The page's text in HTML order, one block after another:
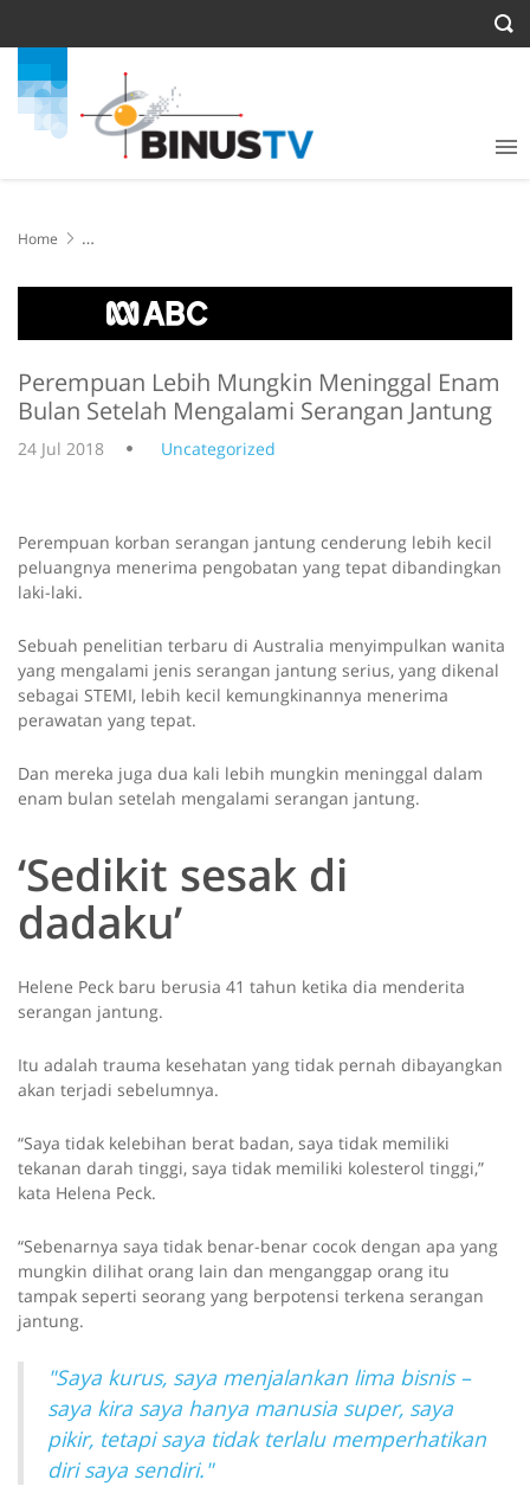
Home
Mengalami Serangan Jantung
Perempuan Lebih Mungkin Meninggal Enam
Bulan Setelah Mengalami Serangan Jantung
24 Jul 2018 Uncategorized
Perempuan korban serangan jantung cenderung lebih kecil
peluangnya menerima pengobatan yang tepat dibandingkan
laki-laki.
Sebuah penelitian terbaru di Australia menyimpulkan wanita
yang mengalami jenis serangan jantung serius, yang dikenal
sebagai STEMI, lebih kecil kemungkinannya menerima
perawatan yang tepat.
Dan mereka juga dua kali lebih mungkin meninggal dalam
enam bulan setelah mengalami serangan jantung.
‘Sedikit sesak di
dadaku’
Helene Peck baru berusia 41 tahun ketika dia menderita
serangan jantung.
Itu adalah trauma kesehatan yang tidak pernah dibayangkan
akan terjadi sebelumnya.
“Saya tidak kelebihan berat badan, saya tidak memiliki
tekanan darah tinggi, saya tidak memiliki kolesterol tinggi,”
kata Helena Peck.
“Sebenarnya saya tidak benar-benar cocok dengan apa yang
mungkin dilihat orang lain dan menganggap orang itu
tampak seperti seorang yang berpotensi terkena serangan
jantung.
"Saya kurus, saya menjalankan lima bisnis –
saya kira saya hanya manusia super, saya
pikir, tetapi saya tidak terlalu memperhatikan
diri saya sendiri."